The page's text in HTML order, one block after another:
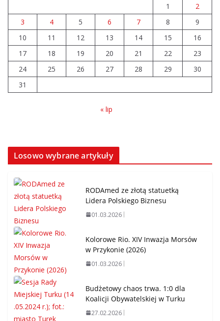
1
2
3
4 5 6 7 8
9
10
11 12 13 14 15
16
17
18 19 20 21 22
23
24
25 26 27 28 29
30
31
« lip
Losowo wybrane artykuły
RODAmed ze złotą statuetką
Lidera Polskiego Biznesu
01.03.2026
Kolorowe Rio. XIV Inwazja Morsów
w Przykonie (2026)
01.03.2026
Budżetowy chaos trwa. 1:0 dla
Koalicji Obywatelskiej w Turku
27.02.2026